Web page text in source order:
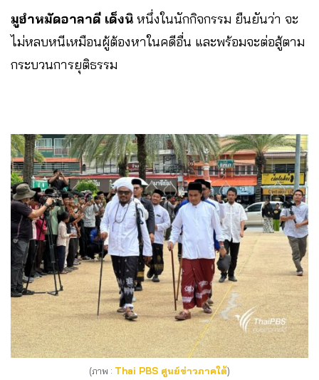
มูฮำหมัดอาลาดี เด็งนิ หนึ่งในนักกิจกรรม ยืนยันว่า จะ
ไม่หลบหนีเหมือนผู้ต้องหาในคดีอื่น และพร้อมจะต่อสู้ตาม
กระบวนการยุติธรรม
(ภาพ : Thai PBS ศูนย์ข่าวภาคใต้)